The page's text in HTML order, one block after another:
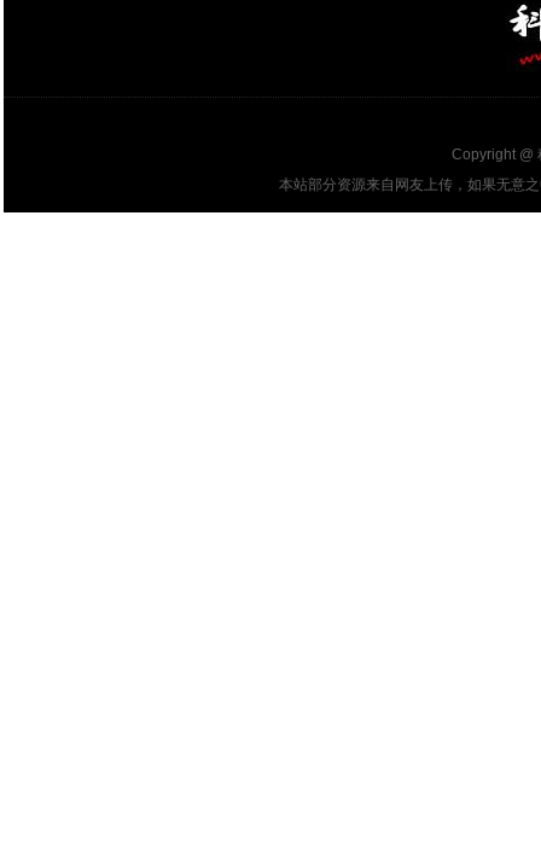
Copyright @
本站部分资源来自网友上传，如果无意